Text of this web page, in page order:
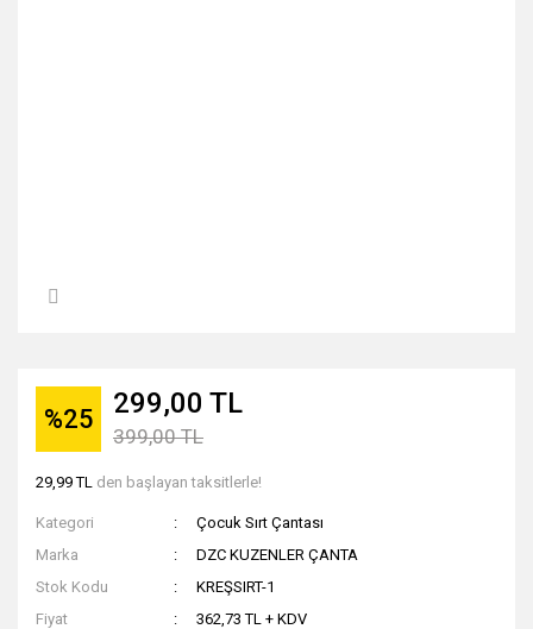
%25 299,00 TL
399,00 TL
29,99 TL den başlayan taksitlerle!
Kategori
Çocuk Sırt Çantası
Marka
DZC KUZENLER ÇANTA
Stok Kodu
KREŞSIRT-1
Fiyat
362,73 TL + KDV